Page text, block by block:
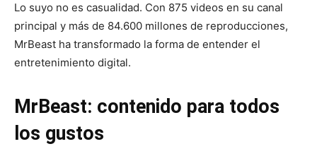
Lo suyo no es casualidad. Con 875 videos en su canal
principal y más de 84.600 millones de reproducciones,
MrBeast ha transformado la forma de entender el
entretenimiento digital.
MrBeast: contenido para todos
los gustos